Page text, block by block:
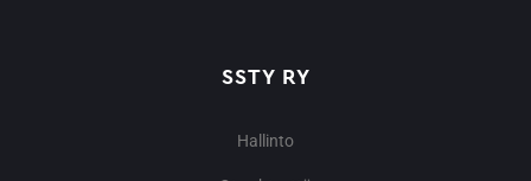
SSTY RY
Hallinto